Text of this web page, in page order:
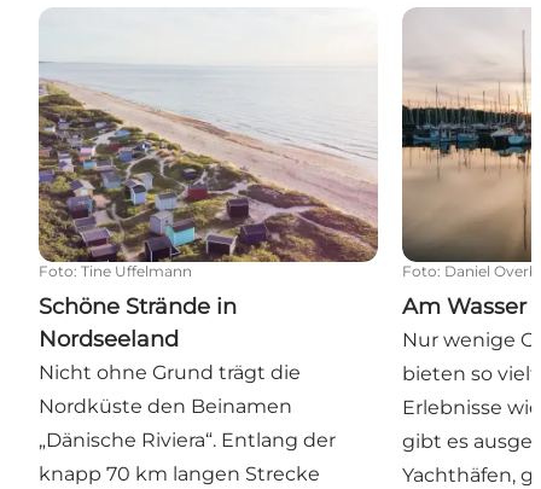
Schöne Strände in Nordseeland
Foto: Tine Uffelmann
Schöne Strände in
Nordseeland
Nicht ohne Grund trägt die
Nordküste den Beinamen
„Dänische Riviera“. Entlang der
knapp 70 km langen Strecke
Am Wasser
Foto: Daniel
Am Wasser
Nur wenige
bieten so
Erlebnisse
gibt es
Yachthäfen,